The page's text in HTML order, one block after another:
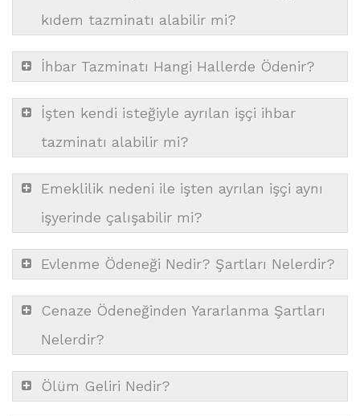
kıdem tazminatı alabilir mi?
İhbar Tazminatı Hangi Hallerde Ödenir?
İşten kendi isteğiyle ayrılan işçi ihbar
tazminatı alabilir mi?
Emeklilik nedeni ile işten ayrılan işçi aynı
işyerinde çalışabilir mi?
Evlenme Ödeneği Nedir? Şartları Nelerdir?
Cenaze Ödeneğinden Yararlanma Şartları
Nelerdir?
Ölüm Geliri Nedir?